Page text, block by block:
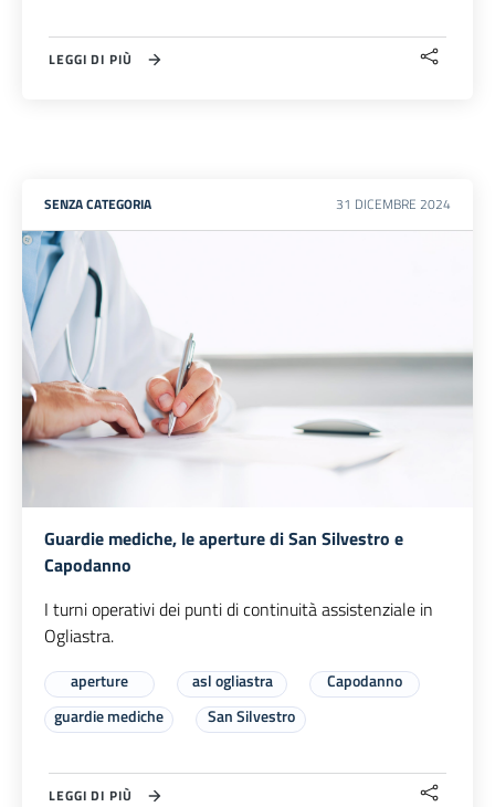
LEGGI DI PIÙ
SENZA CATEGORIA 31 DICEMBRE 2024
Guardie mediche, le aperture di San Silvestro e
Capodanno
I turni operativi dei punti di continuità assistenziale in
Ogliastra.
aperture asl ogliastra
Capodanno
guardie mediche
San Silvestro
LEGGI DI PIÙ